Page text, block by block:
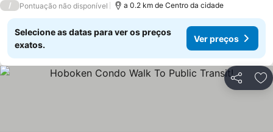
/ Pontuação não disponível a 0.2 km de Centro da cidade
Selecione as datas para ver os preços
exatos.
Ver preços
Partilhar